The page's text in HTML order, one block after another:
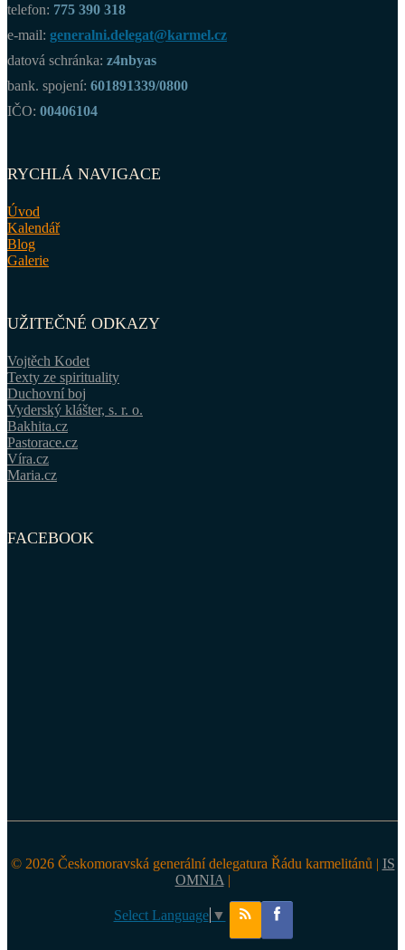
telefon: 775 390 318
e-mail: generalni.delegat@karmel.cz
datová schránka: z4nbyas
bank. spojení: 601891339/0800
IČO: 00406104
RYCHLÁ NAVIGACE
Úvod
Kalendář
Blog
Galerie
UŽITEČNÉ ODKAZY
Vojtěch Kodet
Texty ze spirituality
Duchovní boj
Vyderský klášter, s. r. o.
Bakhita.cz
Pastorace.cz
Víra.cz
Maria.cz
FACEBOOK
© 2026 Českomoravská generální delegatura Řádu karmelitánů | IS
OMNIA |
Select Language ▼